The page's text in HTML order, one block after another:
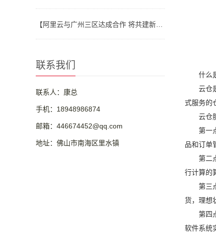
联系我们
联系人：康总
手机：18948986874
邮箱：446674452@qq.com
地址：佛山市南海区里水镇
什么
云仓
式服务的
云仓
第一
品和订单
第二
行计算的
第三
货，理想
第四
软件系统